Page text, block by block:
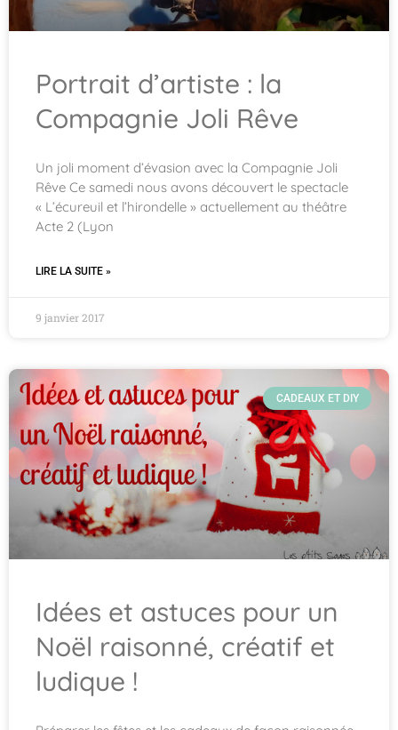
Portrait d’artiste : la
Compagnie Joli Rêve
Un joli moment d’évasion avec la Compagnie Joli
Rêve Ce samedi nous avons découvert le spectacle
« L’écureuil et l’hirondelle » actuellement au théâtre
Acte 2 (Lyon
LIRE LA SUITE »
9 janvier 2017
CADEAUX ET DIY
Idées et astuces pour un
Noël raisonné, créatif et
ludique !